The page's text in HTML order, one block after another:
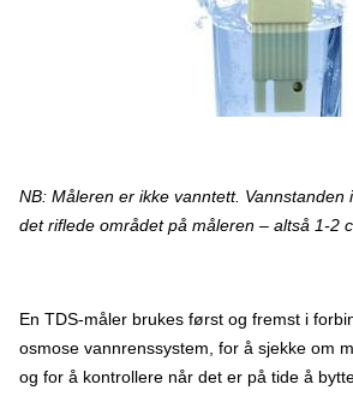
NB: Måleren er ikke vanntett. Vannstanden
det riflede området på måleren – altså 1-2
En TDS-måler brukes først og fremst i
osmose vannrenssystem, for å sjekke om
og for å kontrollere når det er på tide å